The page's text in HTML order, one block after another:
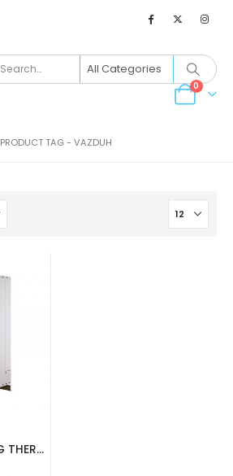
0
PRODUCT TAG -VAZDUH
TOPLOTNA PUMPA LG THERMA V MONOBLOK R32 HM161MR.U34 – 16kW